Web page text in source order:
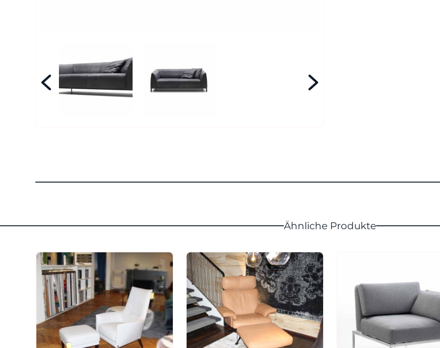
Ähnliche Produkte